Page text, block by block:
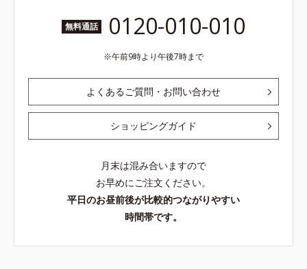
無料通話 0120-010-010
午前9時より午後7時まで
よくあるご質問・お問い合わせ
ショッピングガイド
月末は混み合いますので
お早めにご注文ください。
平日のお昼前後が比較的つながりやすい
時間帯です。